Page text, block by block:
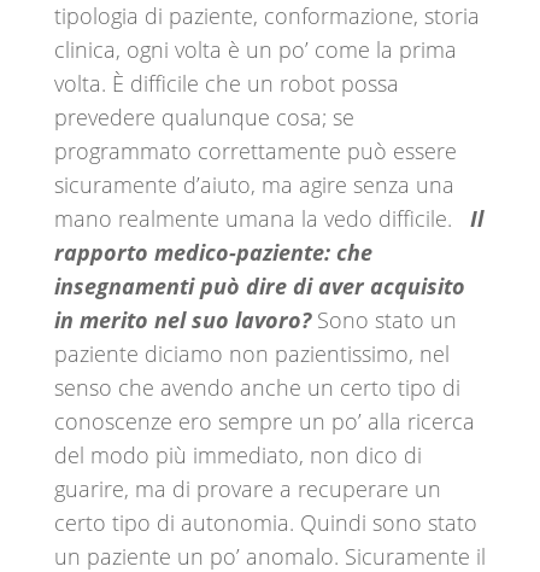
tipologia di paziente, conformazione, storia
clinica, ogni volta è un po’ come la prima
volta. È difficile che un robot possa
prevedere qualunque cosa; se
programmato correttamente può essere
sicuramente d’aiuto, ma agire senza una
mano realmente umana la vedo difficile. Il
rapporto medico-paziente: che
insegnamenti può dire di aver acquisito
in merito nel suo lavoro?Sono stato un
paziente diciamo non pazientissimo, nel
senso che avendo anche un certo tipo di
conoscenze ero sempre un po’ alla ricerca
del modo più immediato, non dico di
guarire, ma di provare a recuperare un
certo tipo di autonomia. Quindi sono stato
un paziente un po’ anomalo. Sicuramente il